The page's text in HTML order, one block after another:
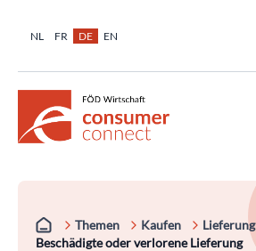
NL FR DE EN
Themen Kaufen
Lieferung
Beschädigte oder verlorene Lieferung